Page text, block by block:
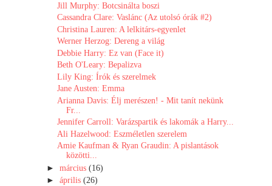
Jill Murphy: Botcsinálta ​boszi
Cassandra Clare: Vaslánc (Az utolsó órák #2)
Christina Lauren: A lelkitárs-egyenlet
Werner Herzog: Dereng a világ
Debbie Harry: Ez van (Face it)
Beth O'Leary: Bepalizva
Lily King: Írók és szerelmek
Jane Austen: Emma
Arianna Davis: Élj merészen! - Mit tanít nekünk
Fr...
Jennifer Carroll: Varázspartik ​és lakomák a Harry...
Ali Hazelwood: Eszméletlen szerelem
Amie Kaufman & Ryan Graudin: A pislantások
közötti...
► március (16)
► április (26)